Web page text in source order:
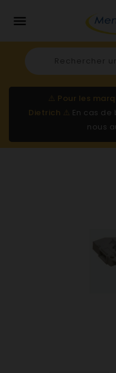

⚠️ Pour les
Dietrich ⚠️ En cas
nous